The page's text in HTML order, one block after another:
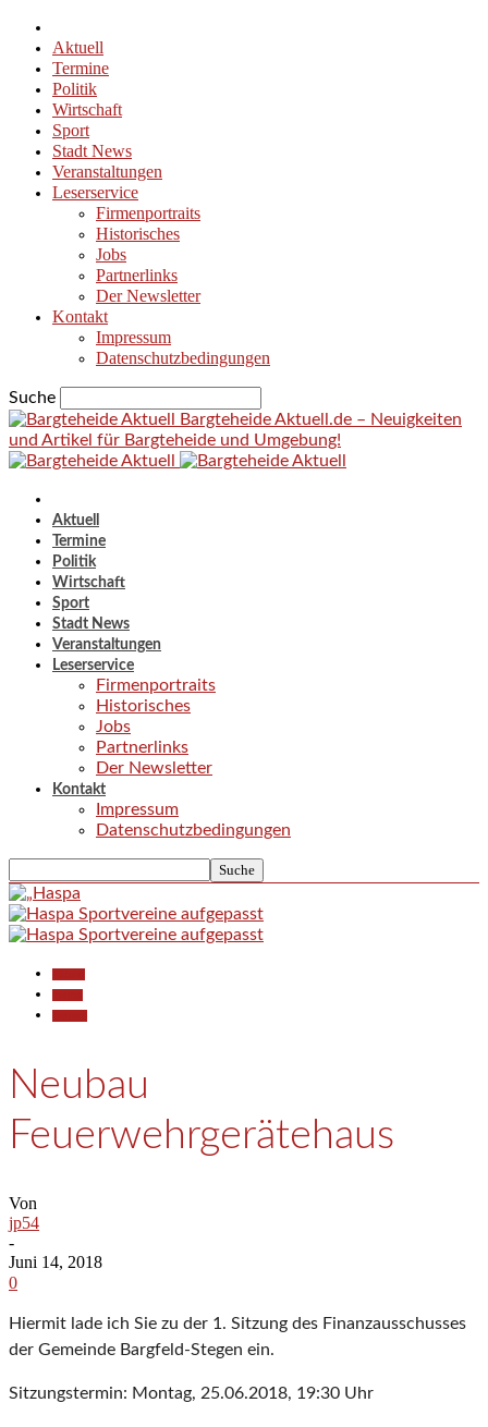
Aktuell
Termine
Politik
Wirtschaft
Sport
Stadt News
Veranstaltungen
Leserservice
Firmenportraits
Historisches
Jobs
Partnerlinks
Der Newsletter
Kontakt
Impressum
Datenschutzbedingungen
Suche
Bargteheide Aktuell.de – Neuigkeiten
und Artikel für Bargteheide und Umgebung!
Aktuell
Termine
Politik
Wirtschaft
Sport
Stadt News
Veranstaltungen
Leserservice
Firmenportraits
Historisches
Jobs
Partnerlinks
Der Newsletter
Kontakt
Impressum
Datenschutzbedingungen
Neubau
Feuerwehrgerätehaus
Von
jp54
-
Juni 14, 2018
0
Hiermit lade ich Sie zu der 1. Sitzung des Finanzausschusses
der Gemeinde Bargfeld-Stegen ein.
Sitzungstermin: Montag, 25.06.2018, 19:30 Uhr